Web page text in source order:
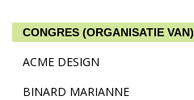
CONGRES (ORGANISATIE VAN)
ACME DESIGN
BINARD MARIANNE